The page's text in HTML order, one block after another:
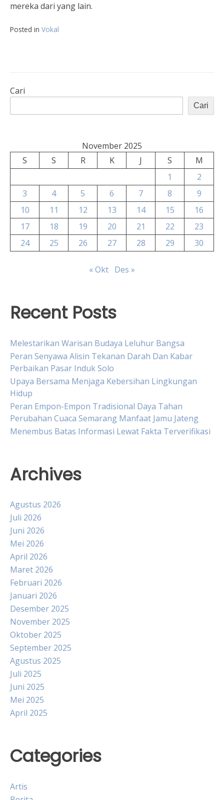
mereka dari yang lain.
Posted in Vokal
Cari
Cari
November 2025
S
S R K J S
M
1
2
3
4 5 6 7 8
9
10
11 12 13 14 15
16
17
18 19 20 21 22
23
24
25 26 27 28 29 30
« Okt Des »
Recent Posts
Melestarikan Warisan Budaya Leluhur Bangsa
Peran Senyawa Alisin Tekanan Darah Dan Kabar
Perbaikan Pasar Induk Solo
Upaya Bersama Menjaga Kebersihan Lingkungan
Hidup
Peran Empon-Empon Tradisional Daya Tahan
Perubahan Cuaca Semarang Manfaat Jamu Jateng
Menembus Batas Informasi Lewat Fakta Terverifikasi
Archives
Agustus 2026
Juli 2026
Juni 2026
Mei 2026
April 2026
Maret 2026
Februari 2026
Januari 2026
Desember 2025
November 2025
Oktober 2025
September 2025
Agustus 2025
Juli 2025
Juni 2025
Mei 2025
April 2025
Categories
Artis